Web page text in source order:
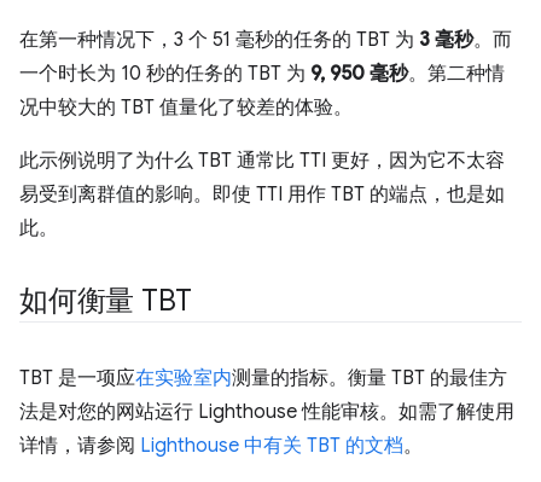
在第一种情况下，3 个 51 毫秒的任务的 TBT 为 3 毫秒。而
一个时长为 10 秒的任务的 TBT 为 9, 950 毫秒。第二种情
况中较大的 TBT 值量化了较差的体验。
此示例说明了为什么 TBT 通常比 TTI 更好，因为它不太容
易受到离群值的影响。即使 TTI 用作 TBT 的端点，也是如
此。
如何衡量 TBT
TBT 是一项应在实验室内测量的指标。衡量 TBT 的最佳方
法是对您的网站运行 Lighthouse 性能审核。如需了解使用
详情，请参阅 Lighthouse 中有关 TBT 的文档。